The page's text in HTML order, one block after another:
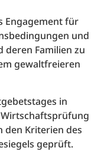
Engagement für
und
deren Familien zu
gewaltfreieren
in
den Kriterien des
geprüft.